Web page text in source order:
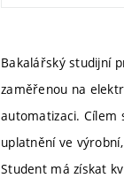
Bakalářský studijní
zaměřenou na
automatizaci. Cílem
uplatnění ve
Student má získat